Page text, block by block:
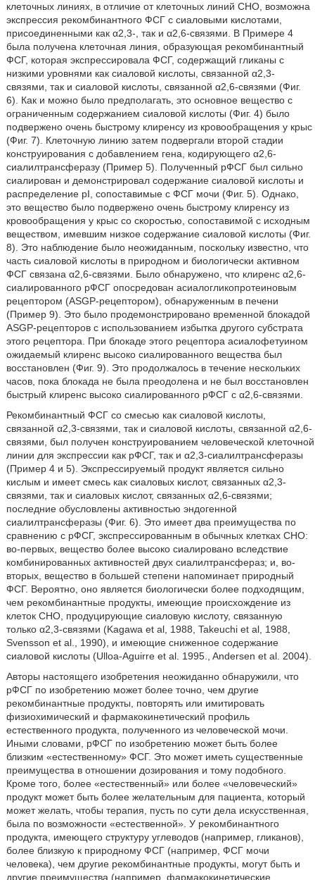
клеточных линиях, в отличие от клеточных линий СНО, возможна
экспрессия рекомбинантного ФСГ с сиаловыми кислотами,
присоединенными как α2,3-, так и α2,6-связями. В Примере 4
была получена клеточная линия, образующая рекомбинантный
ФСГ, которая экспрессировала ФСГ, содержащий гликаны с
низкими уровнями как сиаловой кислоты, связанной α2,3-
связями, так и сиаловой кислоты, связанной α2,6-связями (Фиг.
6). Как и можно было предполагать, это основное вещество с
ограниченным содержанием сиаловой кислоты (Фиг. 4) было
подвержено очень быстрому клиренсу из кровообращения у крыс
(Фиг. 7). Клеточную линию затем подвергали второй стадии
конструирования с добавлением гена, кодирующего α2,6-
сиалилтрансферазу (Пример 5). Полученный рФСГ был сильно
сиалирован и демонстрировал содержание сиаловой кислоты и
распределение pI, сопоставимые с ФСГ мочи (Фиг. 5). Однако,
это вещество было подвержено очень быстрому клиренсу из
кровообращения у крыс со скоростью, сопоставимой с исходным
веществом, имевшим низкое содержание сиаловой кислоты (Фиг.
8). Это наблюдение было неожиданным, поскольку известно, что
часть сиаловой кислоты в природном и биологически активном
ФСГ связана α2,6-связями. Было обнаружено, что клиренс α2,6-
сиалированного рФСГ опосредован асиалогликопротеиновым
рецептором (ASGP-рецептором), обнаруженным в печени
(Пример 9). Это было продемонстрировано временной блокадой
ASGP-рецепторов с использованием избытка другого субстрата
этого рецептора. При блокаде этого рецептора асиалофетуином
ожидаемый клиренс высоко сиалированного вещества был
восстановлен (Фиг. 9). Это продолжалось в течение нескольких
часов, пока блокада не была преодолена и не был восстановлен
быстрый клиренс высоко сиалированного рФСГ с α2,6-связями.
Рекомбинантный ФСГ со смесью как сиаловой кислоты,
связанной α2,3-связями, так и сиаловой кислоты, связанной α2,6-
связями, был получен конструированием человеческой клеточной
линии для экспрессии как рФСГ, так и α2,3-сиалилтрансферазы
(Пример 4 и 5). Экспрессируемый продукт является сильно
кислым и имеет смесь как сиаловых кислот, связанных α2,3-
связями, так и сиаловых кислот, связанных α2,6-связями;
последние обусловлены активностью эндогенной
сиалилтрансферазы (Фиг. 6). Это имеет два преимущества по
сравнению с рФСГ, экспрессированным в обычных клетках СНО:
во-первых, вещество более высоко сиалировано вследствие
комбинированных активностей двух сиалилтрансфераз; и, во-
вторых, вещество в большей степени напоминает природный
ФСГ. Вероятно, оно является биологически более подходящим,
чем рекомбинантные продукты, имеющие происхождение из
клеток СНО, продуцирующие сиаловую кислоту, связанную
только α2,3-связями (Kagawa et al, 1988, Takeuchi et al, 1988,
Svensson et al., 1990), и имеющие сниженное содержание
сиаловой кислоты (Ulloa-Aguirre et al. 1995., Andersen et al. 2004).
Авторы настоящего изобретения неожиданно обнаружили, что
рФСГ по изобретению может более точно, чем другие
рекомбинантные продукты, повторять или имитировать
физиохимический и фармакокинетический профиль
естественного продукта, полученного из человеческой мочи.
Иными словами, рФСГ по изобретению может быть более
близким «естественному» ФСГ. Это может иметь существенные
преимущества в отношении дозирования и тому подобного.
Кроме того, более «естественный» или более «человеческий»
продукт может быть более желательным для пациента, который
может желать, чтобы терапия, пусть по сути дела искусственная,
была по возможности «естественной». У рекомбинантного
продукта, имеющего структуру углеводов (например, гликанов),
более близкую к природному ФСГ (например, ФСГ мочи
человека), чем другие рекомбинантные продукты, могут быть и
другие преимущества (например, фармакокинетические